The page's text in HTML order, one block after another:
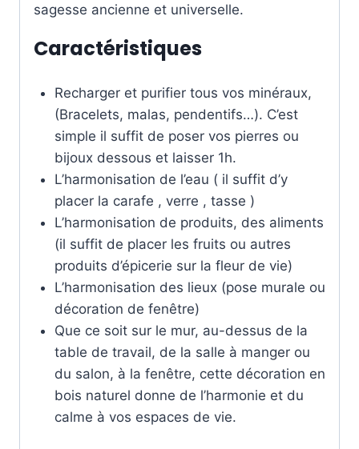
sagesse ancienne et universelle.
Caractéristiques
Recharger et purifier tous vos minéraux,
(Bracelets, malas, pendentifs…). C’est
simple il suffit de poser vos pierres ou
bijoux dessous et laisser 1h.
L’harmonisation de l’eau ( il suffit d’y
placer la carafe , verre , tasse )
L’harmonisation de produits, des aliments
(il suffit de placer les fruits ou autres
produits d’épicerie sur la fleur de vie)
L’harmonisation des lieux (pose murale ou
décoration de fenêtre)
Que ce soit sur le mur, au-dessus de la
table de travail, de la salle à manger ou
du salon, à la fenêtre, cette décoration en
bois naturel donne de l’harmonie et du
calme à vos espaces de vie.